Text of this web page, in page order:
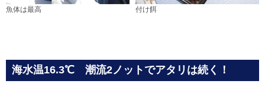
魚体は最高 付け餌
海水温16.3℃ 潮流2ノットでアタリは続く！